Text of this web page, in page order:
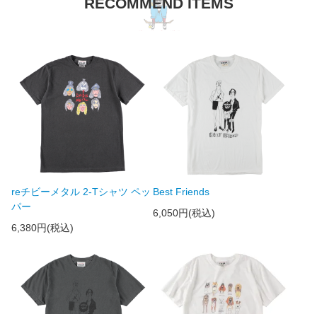
reチビーメタル 2-Tシャツ ペッ
パー
6,380円(税込)
Best Friends
6,050円(税込)